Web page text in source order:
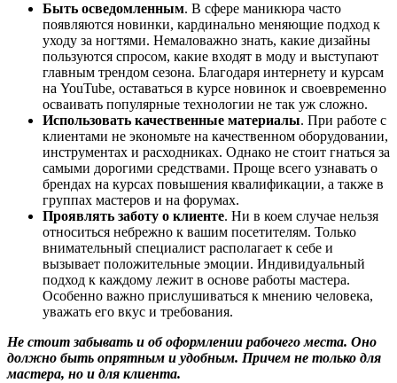
Быть осведомленным. В сфере маникюра часто
появляются новинки, кардинально меняющие подход к
уходу за ногтями. Немаловажно знать, какие дизайны
пользуются спросом, какие входят в моду и выступают
главным трендом сезона. Благодаря интернету и курсам
на YouTube, оставаться в курсе новинок и своевременно
осваивать популярные технологии не так уж сложно.
Использовать качественные материалы. При работе с
клиентами не экономьте на качественном оборудовании,
инструментах и расходниках. Однако не стоит гнаться за
самыми дорогими средствами. Проще всего узнавать о
брендах на курсах повышения квалификации, а также в
группах мастеров и на форумах.
Проявлять заботу о клиенте. Ни в коем случае нельзя
относиться небрежно к вашим посетителям. Только
внимательный специалист располагает к себе и
вызывает положительные эмоции. Индивидуальный
подход к каждому лежит в основе работы мастера.
Особенно важно прислушиваться к мнению человека,
уважать его вкус и требования.
Не стоит забывать и об оформлении рабочего места. Оно
должно быть опрятным и удобным. Причем не только для
мастера, но и для клиента.